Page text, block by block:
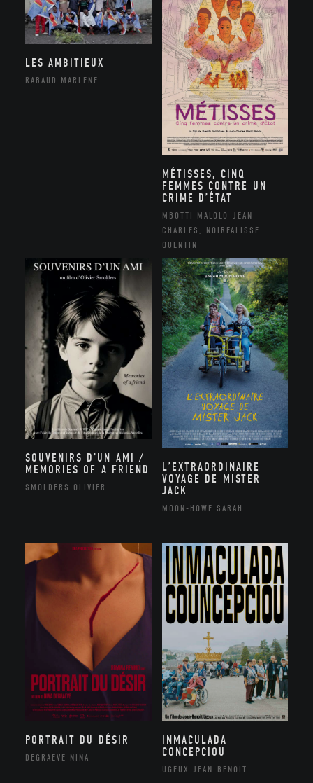
LES AMBITIEUX
RABAUD MARLÈNE
MÉTISSES, CINQ
FEMMES CONTRE UN
CRIME D’ÉTAT
MBOTTI MALOLO JEAN-
CHARLES, NOIRFALISSE
QUENTIN
SOUVENIRS D’UN AMI /
MEMORIES OF A FRIEND
SMOLDERS OLIVIER
L’EXTRAORDINAIRE
VOYAGE DE MISTER
JACK
MOON-HOWE SARAH
PORTRAIT DU DÉSIR
DEGRAEVE NINA
INMACULADA
CONCEPCIOU
UGEUX JEAN-BENOÎT